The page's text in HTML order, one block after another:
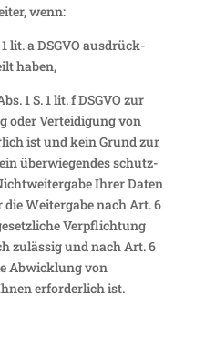
wenn:
lit. a DSGVO ausdrück­
haben,
1 S. 1 lit. f DSGVO zur
oder Vertei­di­gung von
ist und kein Grund zur
über­wie­gendes schutz­
Ihrer Daten
Weiter­gabe nach Art. 6
Verpflich­tung
zulässig und nach Art. 6
Abwick­lung von
erfor­der­lich ist.